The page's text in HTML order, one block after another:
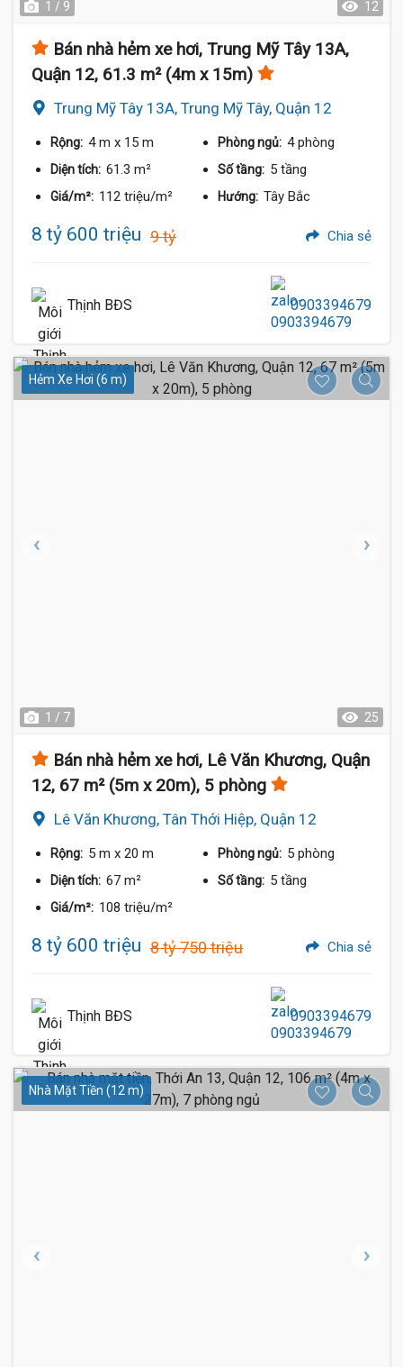
1 / 9 12
Bán nhà hẻm xe hơi, Trung Mỹ Tây 13A,
Quận 12, 61.3 m² (4m x 15m)
Trung Mỹ Tây 13A, Trung Mỹ Tây, Quận 12
Rộng: 4 m x 15 m Phòng ngủ: 4 phòng
Diện tích: 61.3 m² Số tầng: 5 tầng
Giá/m²: 112 triệu/m² Hướng: Tây Bắc
8 tỷ 600 triệu 9 tỷ Chia sẻ
Thịnh BĐS 0903394679
Hẻm Xe Hơi (6 m)
1 / 7 25
Bán nhà hẻm xe hơi, Lê Văn Khương, Quận
12, 67 m² (5m x 20m), 5 phòng
Lê Văn Khương, Tân Thới Hiệp, Quận 12
Rộng: 5 m x 20 m Phòng ngủ: 5 phòng
Diện tích: 67 m² Số tầng: 5 tầng
Giá/m²: 108 triệu/m²
8 tỷ 600 triệu 8 tỷ 750 triệu Chia sẻ
Thịnh BĐS 0903394679
Nhà Mặt Tiền (12 m)